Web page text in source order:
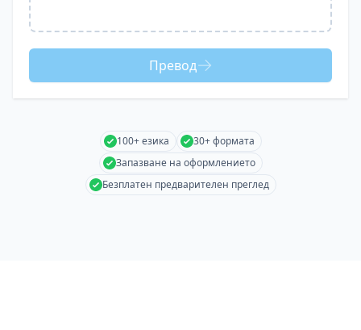
Превод
100+ езика
30+ формата
Запазване на оформлението
Безплатен предварителен преглед